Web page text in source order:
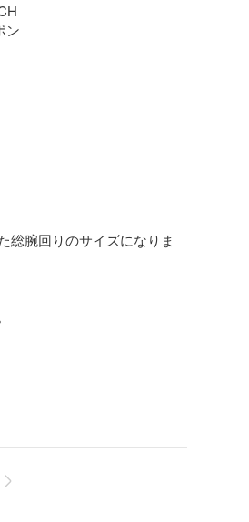
ン
総腕回りのサイズになりま
痕